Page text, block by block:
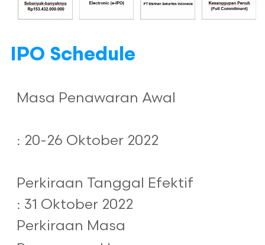
IPO Schedule
Masa Penawaran Awal
: 20-26 Oktober 2022
Perkiraan Tanggal Efektif
: 31 Oktober 2022
Perkiraan Masa